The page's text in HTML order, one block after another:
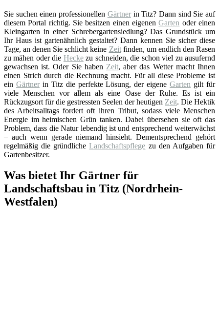
Sie suchen einen professionellen Gärtnerin Titz? Dann sind Sie auf
diesem Portal richtig. Sie besitzen einen eigenenGarten oder einen
Kleingarten in einer Schrebergartensiedlung? Das Grundstück um
Ihr Haus ist gartenähnlich gestaltet? Dann kennen Sie sicher diese
Tage, an denen Sie schlicht keine Zeitfinden, um endlich den Rasen
zu mähen oder die Heckezu schneiden, die schon viel zu ausufernd
gewachsen ist. Oder Sie haben Zeit, aber das Wetter macht Ihnen
einen Strich durch die Rechnung macht. Für all diese Probleme ist
ein Gärtnerin Titz die perfekte Lösung, der eigeneGarten gilt für
viele Menschen vor allem als eine Oase der Ruhe. Es ist ein
Rückzugsort für die gestressten Seelen der heutigen Zeit. Die Hektik
des Arbeitsalltags fordert oft ihren Tribut, sodass viele Menschen
Energie im heimischen Grün tanken. Dabei übersehen sie oft das
Problem, dass die Natur lebendig ist und entsprechend weiterwächst
– auch wenn gerade niemand hinsieht. Dementsprechend gehört
regelmäßig die gründlicheLandschaftspflege zu den Aufgaben für
Gartenbesitzer.
Was bietet Ihr Gärtner für
Landschaftsbau in Titz (Nordrhein-
Westfalen)